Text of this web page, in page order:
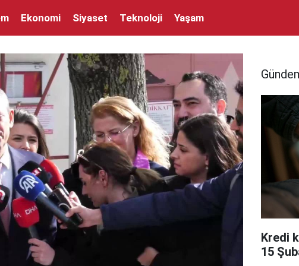
Ekonomi Siyaset Teknoloji Yaşam
Kredi
15